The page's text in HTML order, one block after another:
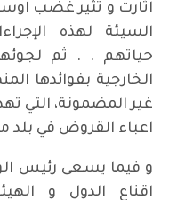
اثارت و تثير غضب
السيئة لهذه
حياتهم . . ثم
الخارجية بفوائدها
غير المضمونة، التي
اعباء القروض في بلد
و فيما يسعى رئيس
اقناع الدول و